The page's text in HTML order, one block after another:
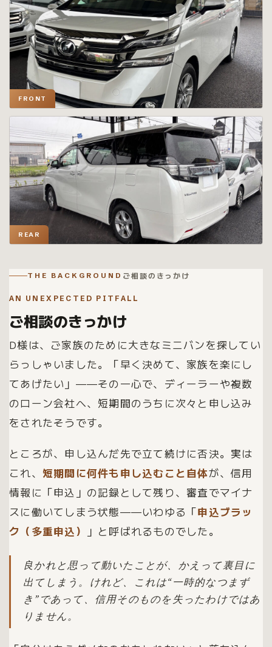
FRONT
REAR
THE BACKGROUND ご相談のきっかけ
AN UNEXPECTED PITFALL
ご相談のきっかけ
D様は、ご家族のために大きなミニバンを探してい
らっしゃいました。「早く決めて、家族を楽にし
てあげたい」——その一心で、ディーラーや複数
のローン会社へ、短期間のうちに次々と申し込み
をされたそうです。
ところが、申し込んだ先で立て続けに否決。実は
これ、 短期間に何件も申し込むこと自体が、信用
情報に「申込」の記録として残り、審査でマイナ
スに働いてしまう状態——いわゆる「申込ブラッ
ク（多重申込）
」と呼ばれるものでした。
良かれと思って動いたことが、かえって裏目に
出てしまう。けれど、これは“一時的なつまず
き”であって、信用そのものを失ったわけではあ
りません。